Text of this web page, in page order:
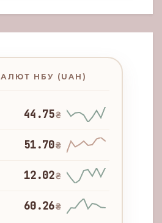
НБУ (UAH)
44.75₴
51.70₴
12.02₴
60.26₴